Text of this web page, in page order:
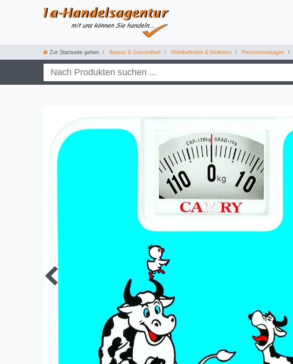
Zur Startseite gehen Beauty & Gesundheit Wohlbefinden & Wellness Personenwaagen